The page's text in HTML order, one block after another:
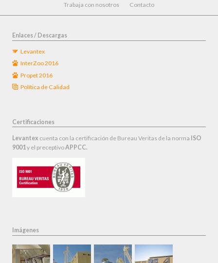
Trabaja con nosotros Contacto
Enlaces / Descargas
Levantex
InterZoo 2016
Propet 2016
Política de Calidad
Certificaciones
Levantex cuenta con la certificación de Bureau Veritas de la norma ISO
9001 y el preceptivoAPPCC.
Imágenes